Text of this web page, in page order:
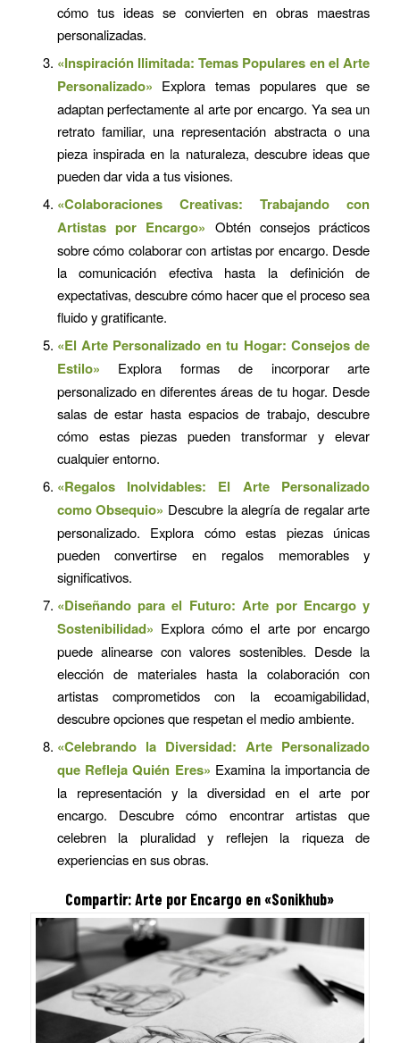
cómo tus ideas se convierten en obras maestras
personalizadas.
«Inspiración Ilimitada: Temas Populares en el Arte
Personalizado» Explora temas populares que se
adaptan perfectamente al arte por encargo. Ya sea un
retrato familiar, una representación abstracta o una
pieza inspirada en la naturaleza, descubre ideas que
pueden dar vida a tus visiones.
«Colaboraciones Creativas: Trabajando con
Artistas por Encargo» Obtén consejos prácticos
sobre cómo colaborar con artistas por encargo. Desde
la comunicación efectiva hasta la definición de
expectativas, descubre cómo hacer que el proceso sea
fluido y gratificante.
«El Arte Personalizado en tu Hogar: Consejos de
Estilo» Explora formas de incorporar arte
personalizado en diferentes áreas de tu hogar. Desde
salas de estar hasta espacios de trabajo, descubre
cómo estas piezas pueden transformar y elevar
cualquier entorno.
«Regalos Inolvidables: El Arte Personalizado
como Obsequio» Descubre la alegría de regalar arte
personalizado. Explora cómo estas piezas únicas
pueden convertirse en regalos memorables y
significativos.
«Diseñando para el Futuro: Arte por Encargo y
Sostenibilidad» Explora cómo el arte por encargo
puede alinearse con valores sostenibles. Desde la
elección de materiales hasta la colaboración con
artistas comprometidos con la ecoamigabilidad,
descubre opciones que respetan el medio ambiente.
«Celebrando la Diversidad: Arte Personalizado
que Refleja Quién Eres» Examina la importancia de
la representación y la diversidad en el arte por
encargo. Descubre cómo encontrar artistas que
celebren la pluralidad y reflejen la riqueza de
experiencias en sus obras.
Compartir:Arte por Encargo en «Sonikhub»